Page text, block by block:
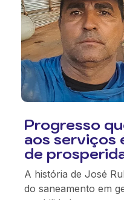
Progresso
aos serviços
de
A história de José
do saneamento em